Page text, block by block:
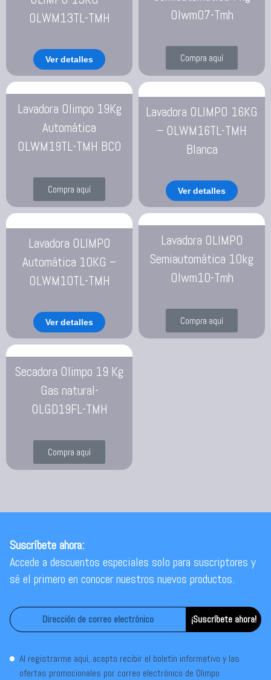
OLWM13TL-TMH
Ver detalles
Olwm07-Tmh
Compra aquí
Lavadora Olimpo 19Kg
Automática
OLWM19TL-TMH BCO
Compra aquí
Lavadora OLIMPO 16KG
– OLWM16TL-TMH
Blanca
Ver detalles
Lavadora OLIMPO
Automática 10KG –
OLWM10TL-TMH
Ver detalles
Lavadora OLIMPO
Semiautomática 10kg
Olwm10-Tmh
Compra aquí
Secadora Olimpo 19 Kg
Gas natural-
OLGD19FL-TMH
Compra aquí
Suscríbete ahora:
Accede a descuentos especiales solo para suscriptores y
sé el primero en conocer nuestros nuevos productos.
¡Suscríbete ahora!
Al registrarme aquí, acepto recibir el boletín informativo y las
ofertas promocionales por correo electrónico de Olimpo